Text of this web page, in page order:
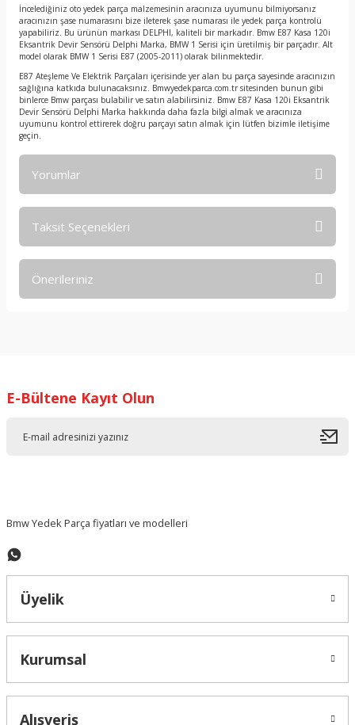
İncelediğiniz oto yedek parça malzemesinin aracınıza uyumunu bilmiyorsanız
aracınızın şase numarasını bize ileterek şase numarası ile yedek parça kontrolü
yapabiliriz. Bu ürünün markası DELPHI, kaliteli bir markadır. Bmw E87 Kasa 120i
Eksantrik Devir Sensörü Delphi Marka, BMW 1 Serisi için üretilmiş bir parçadır. Alt
model olarak BMW 1 Serisi E87 (2005-2011) olarak bilinmektedir.
E87 Ateşleme Ve Elektrik Parçaları içerisinde yer alan bu parça sayesinde aracınızın
sağlığına katkıda bulunacaksınız. Bmwyedekparca.com.tr sitesinden bunun gibi
binlerce Bmw parçası bulabilir ve satın alabilirsiniz. Bmw E87 Kasa 120i Eksantrik
Devir Sensörü Delphi Marka hakkında daha fazla bilgi almak ve aracınıza
uyumunu kontrol ettirerek doğru parçayı satın almak için lütfen bizimle iletişime
geçin.
Yorumlar
Taksit Seçenekleri
Önerileriniz
Ürün resmi kalitesiz, bozuk veya görüntülenemiyor.
E-Bültene Kayıt Olun
Bmw Yedek Parça fiyatları ve modelleri
Üyelik
Kurumsal
Alışveriş